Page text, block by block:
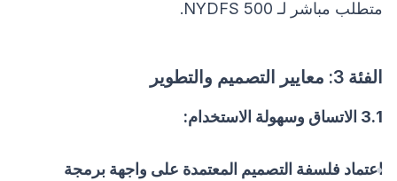
متطلب مباشر لـ NYDFS 500.
الفئة 3: معايير التصميم والتطوير
3.1 الاتساق وسهولة الاستخدام:
اعتماد فلسفة التصميم المعتمدة على واجهة برمجة